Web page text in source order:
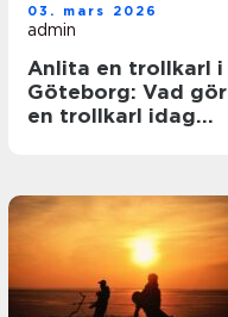
03. mars 2026
admin
Anlita en trollkarl i
Göteborg: Vad gör
en trollkarl idag